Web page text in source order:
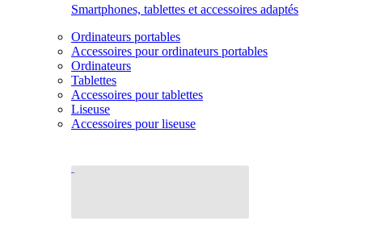
Smartphones, tablettes et accessoires adaptés
Ordinateurs portables
Accessoires pour ordinateurs portables
Ordinateurs
Tablettes
Accessoires pour tablettes
Liseuse
Accessoires pour liseuse